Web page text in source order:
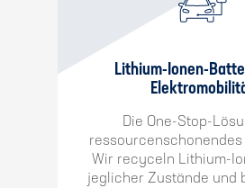
Lithium-Ionen-
Die One-Stop-
Wir recyceln Lithium-
jeglicher Zustände und